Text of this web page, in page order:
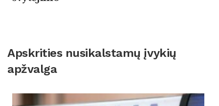
Apskrities nusikalstamų įvykių
apžvalga